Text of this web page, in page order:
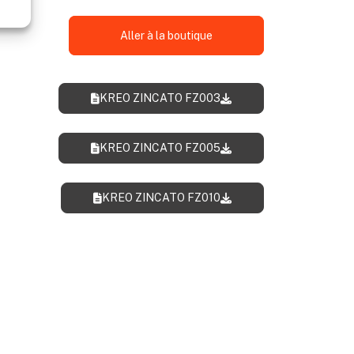
Aller à la boutique
KREO ZINCATO FZ003
KREO ZINCATO FZ005
KREO ZINCATO FZ010